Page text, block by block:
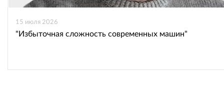
15 июля 2026
"Избыточная сложность современных машин"